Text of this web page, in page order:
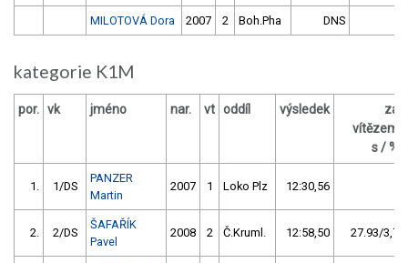
MILOTOVÁ Dora 2007 2 Boh.Pha DNS
kategorie K1M
por. vk jméno nar. vt oddíl výsledek
za
vítězem
s / %
1. 1/DS
PANZER
Martin
2007 1 Loko Plz 12:30,56
2. 2/DS
ŠAFAŘÍK
Pavel
2008 2 Č.Kruml. 12:58,50 27.93/3,7